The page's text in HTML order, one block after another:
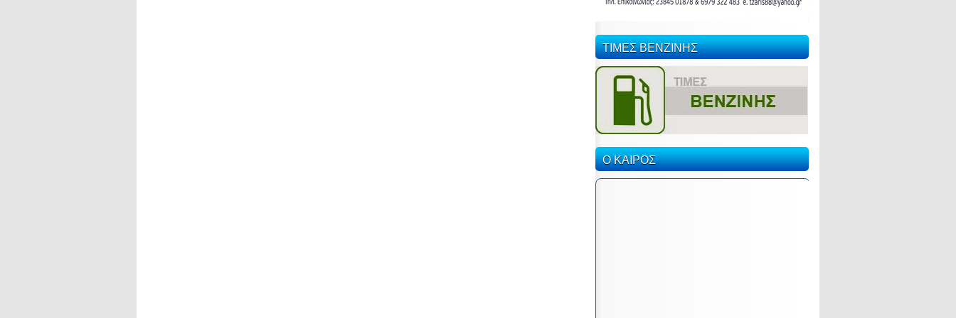
ΤΙΜΕΣ ΒΕΝΖΙΝΗΣ
Ο ΚΑΙΡΟΣ